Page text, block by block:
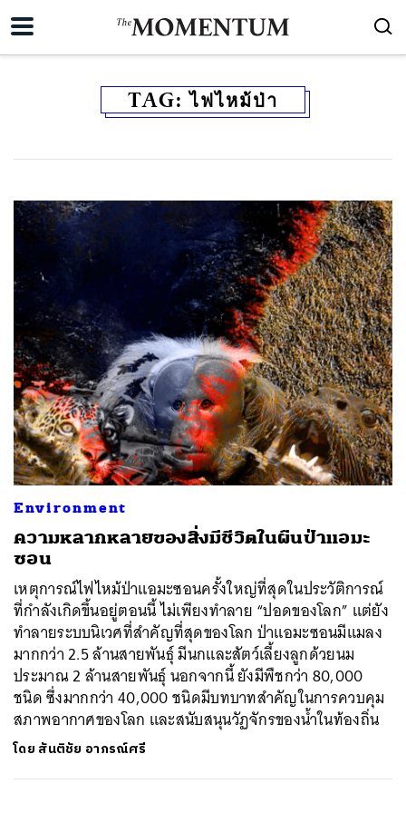
TAG:ไฟไหม้ป่า
Environment
ความหลากหลายของสิ่งมีชีวิตในผืนป่าแอมะ
ซอน
เหตุการณ์ไฟไหม้ป่าแอมะซอนครั้งใหญ่ที่สุดในประวัติการณ์
ที่กำลังเกิดขึ้นอยู่ตอนนี้ ไม่เพียงทำลาย “ปอดของโลก” แต่ยัง
ทำลายระบบนิเวศที่สำคัญที่สุดของโลก ป่าแอมะซอนมีแมลง
มากกว่า 2.5 ล้านสายพันธ์ุ มีนกและสัตว์เลี้ยงลูกด้วยนม
ประมาณ 2 ล้านสายพันธุ์ นอกจากนี้ ยังมีพืชกว่า 80,000
ชนิด ซึ่งมากกว่า 40,000 ชนิดมีบทบาทสำคัญในการควบคุม
สภาพอากาศของโลก และสนับสนุนวัฏจักรของน้ำในท้องถิ่น
โดย สันติชัย อาภรณ์ศรี
ค้นหา
SHARE